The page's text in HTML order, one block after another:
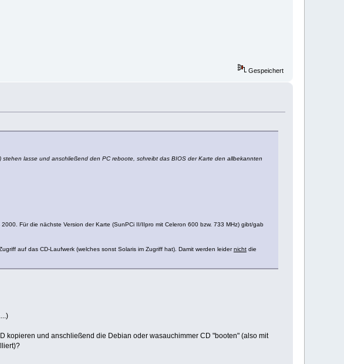
Gespeichert
lasse und anschließend den PC reboote, schreibt das BIOS der Karte den allbekannten
Für die nächste Version der Karte (SunPCi II/IIpro mit Celeron 600 bzw. 733 MHz) gibt/gab
auf das CD-Laufwerk (welches sonst Solaris im Zugriff hat). Damit werden leidernichtdie
kopieren und anschließend die Debian oder wasauchimmer CD "booten" (also mit